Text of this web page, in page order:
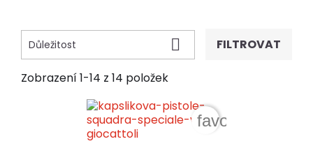
Důležitost  FILTROVAT
Zobrazení 1-14 z 14 položek
favorite_border